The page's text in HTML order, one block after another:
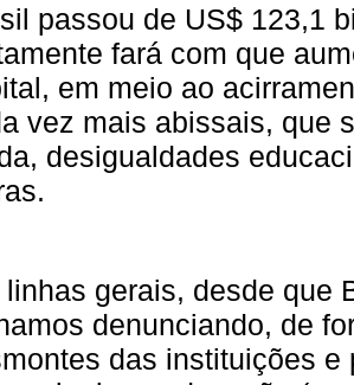
passou de US$ 123,1
fará com que
em meio ao
vez mais abissais, que
desigualdades
linhas gerais, desde que
denunciando, de
das instituições